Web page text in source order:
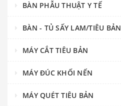
BÀN PHẪU THUẬT Y TẾ
BÀN - TỦ SẤY LAM/TIÊU BẢN
MÁY CẮT TIÊU BẢN
MÁY ĐÚC KHỐI NẾN
MÁY QUÉT TIÊU BẢN